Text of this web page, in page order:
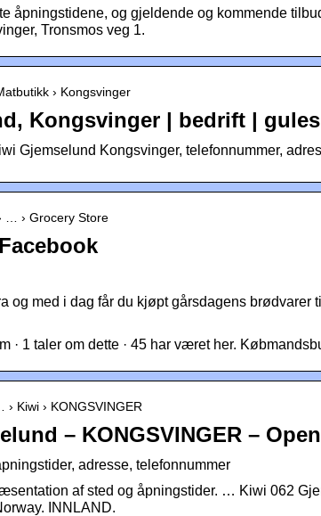
åpningstidene, og gjeldende og kommende
Tronsmos veg 1.
› Kongsvinger
Kongsvinger | bedrift |
Gjemselund Kongsvinger, telefonnummer,
… › Grocery Store
og med i dag får du kjøpt gårsdagens
· 1 taler om dette · 45 har været her.
Kiwi › KONGSVINGER
– KONGSVINGER –
adresse, telefonnummer
af sted og åpningstider. … Kiwi 062
INNLAND.